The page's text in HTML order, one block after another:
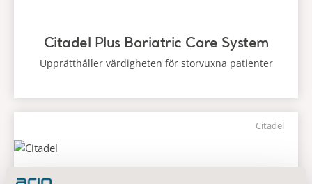
Citadel Plus Bariatric Care System
Upprätthåller värdigheten för storvuxna patienter
Citadel